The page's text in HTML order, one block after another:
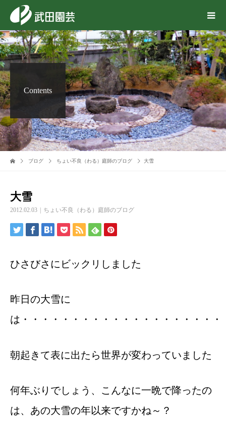
Contents
ブログ ちょい不良（わる）庭師のブログ 大雪
大雪
2012.02.03 ちょい不良（わる）庭師のブログ
ひさびさにビックリしました
昨日の大雪に
は・・・・・・・・・・・・・・・・・・・・
朝起きて表に出たら世界が変わっていました
何年ぶりでしょう、こんなに一晩で降ったの
は、あの大雪の年以来ですかね～？